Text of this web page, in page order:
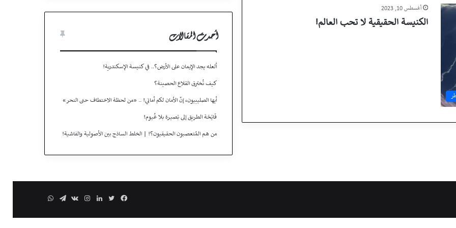
أغسطس 10, 2023
الكنيسة الحقيقية لا تحب العالم!
أحدث المقالات
ألعله يجد الإيمان على الأرض؟.. في كنيسة الإسكندرية!
كيف تُخترق القلاع الحصينة؟
أيها الصليبيون، إنّ الأمان لكم أماني! .. «من لحظة الاختطاف حتى النحر»
فَاتِحَة الطريق إلى بَصيـرة بلا غُيـوم!
من هم المُتعصبون الحقيقيون؟! | الخلط الساذج بين الأصولية والفاشية!
فيسبوكتويتر لينكدإنانستقرام تيلقرامواتساب